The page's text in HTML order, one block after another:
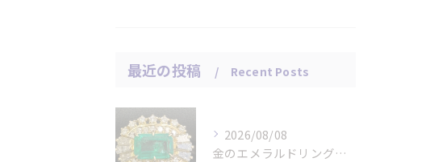
最近の投稿 Recent Posts
2026/08/08
金のエメラルドリングをお買取りさせていただきました。